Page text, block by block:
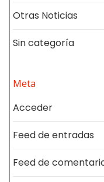
Otras Noticias
Sin categoría
Meta
Acceder
Feed de entradas
Feed de